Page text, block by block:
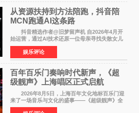
从资源扶持到方法陪跑，抖音陪
MCN跑通AI这条路
抖音精选作者@旧梦留声机 自2026年4月开
始运营，通过AI技术还原一位母亲寻找失散女儿
的故事，凭借强情感表达获得大量用户关注，发
布仅21小时便获得超1亿曝光、超1000万互动。
此后，账号持续沿
娱乐评论
百年百乐门奏响时代新声，《超
级靓声》上海唱区正式启航
2026年8月5日，上海百年文化地标百乐门迎
来了一场音乐与文化的盛事——《超级靓声》全
国励志音乐公益节目上海唱区新闻发布会暨启动